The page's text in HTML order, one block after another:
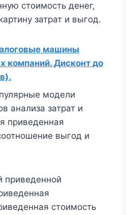
стоимость денег,
затрат и выгод.
машины
компаний. Дисконт до
модели
анализа затрат и
приведенная
выгод и
приведенной
стоимость